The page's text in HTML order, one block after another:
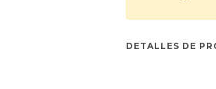
DETALLES DE